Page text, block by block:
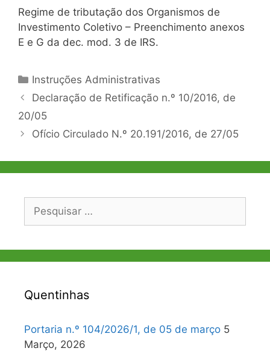
Regime de tributação dos Organismos de
Investimento Coletivo – Preenchimento anexos
E e G da dec. mod. 3 de IRS.
Categorias
Instruções Administrativas
Navegação
de
Declaração de Retificação n.º 10/2016, de
20/05
Ofício Circulado N.º 20.191/2016, de 27/05
Pesquisar
Quentinhas
Portaria n.º 104/2026/1, de 05 de março 5
Março, 2026